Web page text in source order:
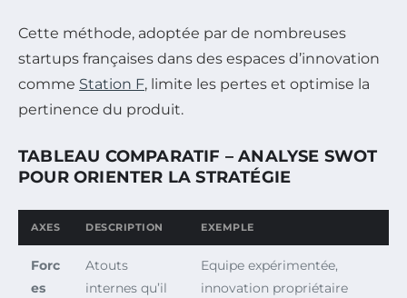
Cette méthode, adoptée par de nombreuses
startups françaises dans des espaces d’innovation
comme Station F, limite les pertes et optimise la
pertinence du produit.
TABLEAU COMPARATIF – ANALYSE SWOT
POUR ORIENTER LA STRATÉGIE
AXES DESCRIPTION EXEMPLE
Forc
es
Atouts
internes qu’il
Equipe expérimentée,
innovation propriétaire